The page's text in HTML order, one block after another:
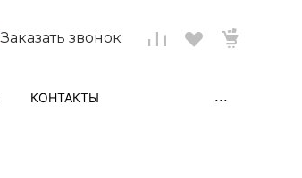
Заказать звонок
КОНТАКТЫ ...